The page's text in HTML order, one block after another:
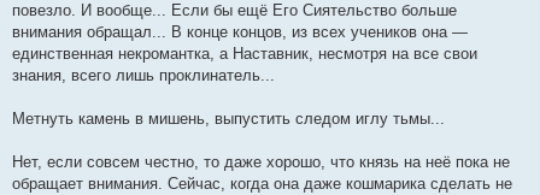
повезло. И вообще... Если бы ещё Его Сиятельство больше
внимания обращал... В конце концов, из всех учеников она —
единственная некромантка, а Наставник, несмотря на все свои
знания, всего лишь проклинатель...
Метнуть камень в мишень, выпустить следом иглу тьмы...
Нет, если совсем честно, то даже хорошо, что князь на неё пока не
обращает внимания. Сейчас, когда она даже кошмарика сделать не